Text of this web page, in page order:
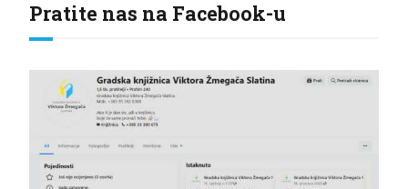
Pratite nas na Facebook-u